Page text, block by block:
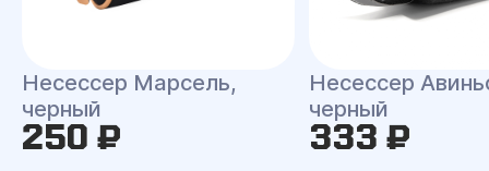
Несессер Марсель,
черный
250 ₽
Несессер
черный
333 ₽